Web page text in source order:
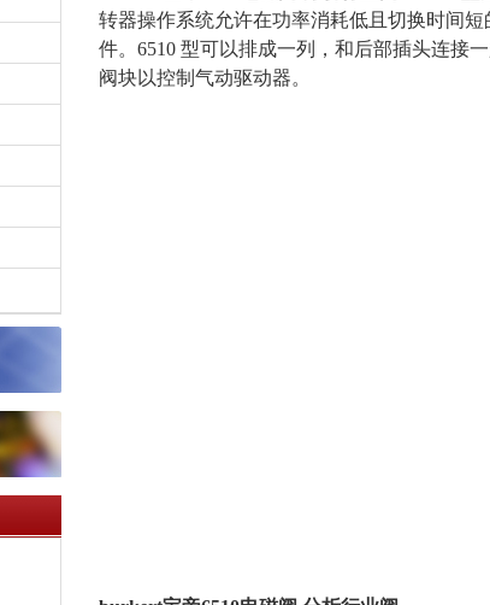
转器操作系统允许在功率消耗低且切换时间
件。6510 型可以排成一列，和后部插头连接
阀块以控制气动驱动器。